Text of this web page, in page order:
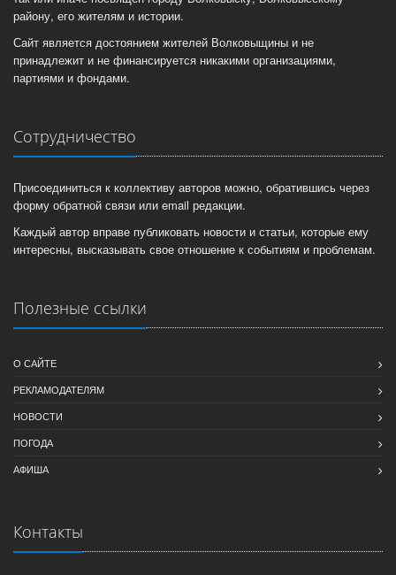
району, его жителям и истории.
Сайт является достоянием жителей Волковыщины и не
принадлежит и не финансируется никакими организациями,
партиями и фондами.
Сотрудничество
Присоединиться к коллективу авторов можно, обратившись через
форму обратной связи или email редакции.
Каждый автор вправе публиковать новости и статьи, которые ему
интересны, высказывать свое отношение к событиям и проблемам.
Полезные ссылки
О САЙТЕ
РЕКЛАМОДАТЕЛЯМ
НОВОСТИ
ПОГОДА
АФИША
Контакты